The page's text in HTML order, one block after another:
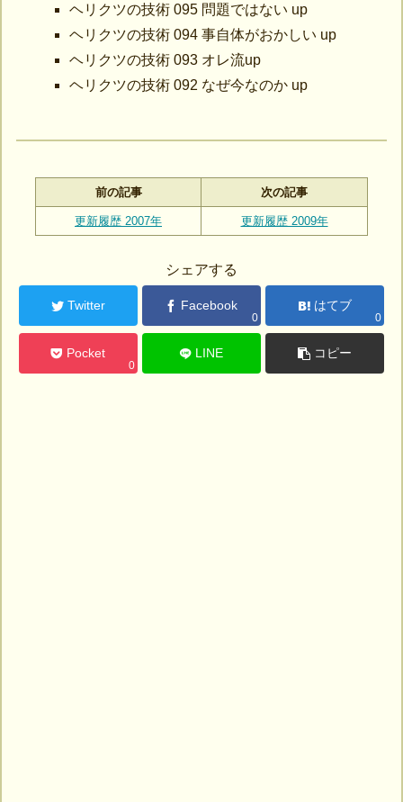
ヘリクツの技術 095 問題ではない up
ヘリクツの技術 094 事自体がおかしい up
ヘリクツの技術 093 オレ流up
ヘリクツの技術 092 なぜ今なのか up
前の記事 次の記事
更新履歴 2007年 更新履歴 2009年
シェアする
Twitter Facebook
0
はてブ
0
Pocket
0
LINE コピー